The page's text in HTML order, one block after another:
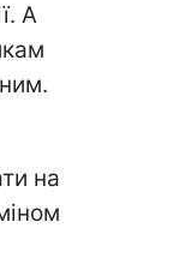
А
на